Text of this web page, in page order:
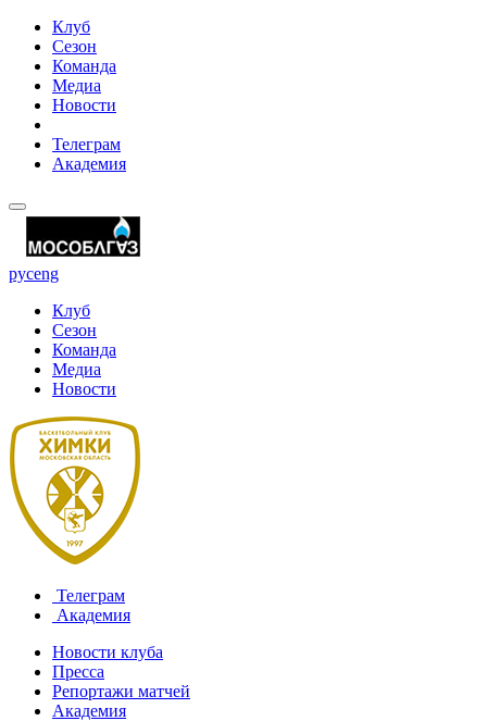
Клуб
Сезон
Команда
Медиа
Новости
Телеграм
Академия
русeng
Клуб
Сезон
Команда
Медиа
Новости
Телеграм
Академия
Новости клуба
Пресса
Репортажи матчей
Академия